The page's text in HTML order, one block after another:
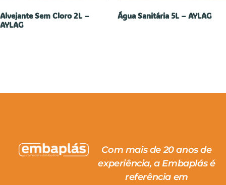
Alvejante Sem Cloro 2L –
AYLAG
Água Sanitária 5L – AYLAG
Com mais de 20 anos de
experiência, a Embaplás é
referência em